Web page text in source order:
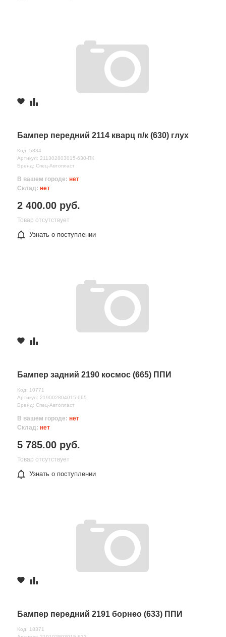
Бампер передний 2114 кварц п/к (630) глух
Код: 5334
Артикул: 211302803015-630-ПК
Бренд: Спец-Автопласт
В вашем городе: нет
Склад: нет
2 400.00 руб.
Товар отсутствует
Узнать о поступлении
Бампер задний 2190 космос (665) ППИ
Код: 10771
Артикул: 219002804015-665
Бренд: Спец-Автопласт
В вашем городе: нет
Склад: нет
5 785.00 руб.
Товар отсутствует
Узнать о поступлении
Бампер передний 2191 борнео (633) ППИ
Код: 18371